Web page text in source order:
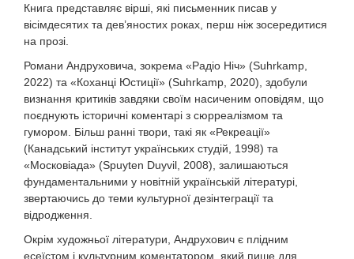
Книга представляє вірші, які письменник писав у
вісімдесятих та дев’яностих роках, перш ніж зосередитися
на прозі.
Романи Андруховича, зокрема «Радіо Ніч» (Suhrkamp,
2022) та «Коханці Юстиції» (Suhrkamp, 2020), здобули
визнання критиків завдяки своїм насиченим оповідям, що
поєднують історичні коментарі з сюрреалізмом та
гумором. Більш ранні твори, такі як «Рекреації»
(Канадський інститут українських студій, 1998) та
«Московіада» (Spuyten Duyvil, 2008), залишаються
фундаментальними у новітній українській літературі,
звертаючись до теми культурної дезінтеграції та
відродження.
Окрім художньої літератури, Андрухович є плідним
есеїстом і культурним коментатором, який пише для